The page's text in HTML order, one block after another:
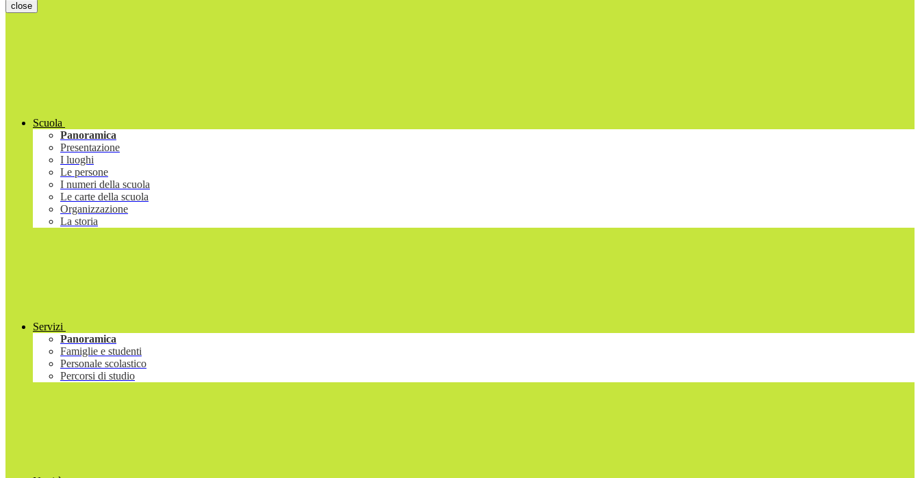
close
Scuola
Panoramica
Presentazione
I luoghi
Le persone
I numeri della scuola
Le carte della scuola
Organizzazione
La storia
Servizi
Panoramica
Famiglie e studenti
Personale scolastico
Percorsi di studio